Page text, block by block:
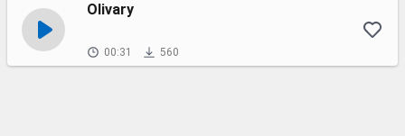
Olivary
00:31 560